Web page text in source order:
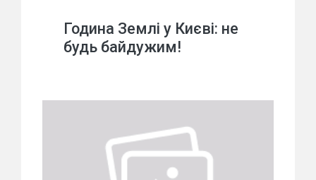
Година Землі у Києві: не
будь байдужим!